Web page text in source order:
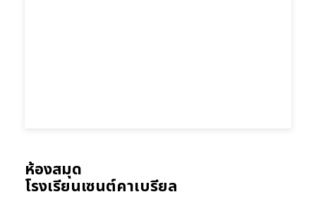
ห้องสมุด
โรงเรียนเซนต์คาเบรียล